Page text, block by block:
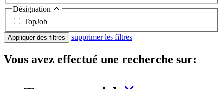
Désignation
TopJob
Appliquer des filtres supprimer les filtres
Vous avez effectué une recherche sur: